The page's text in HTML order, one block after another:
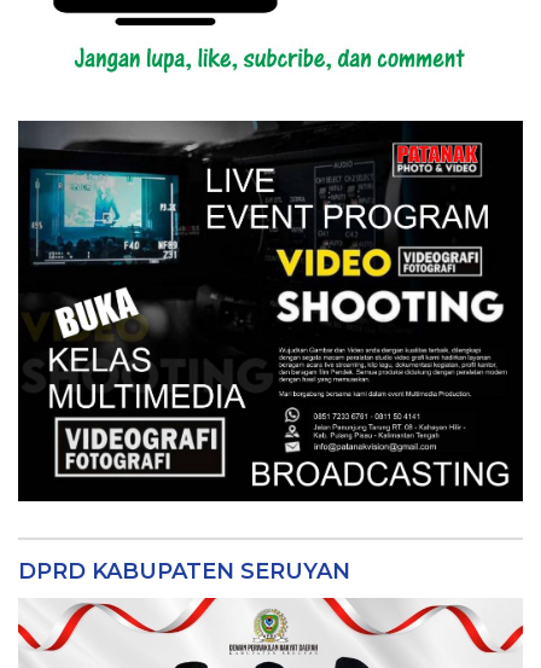
DPRD KABUPATEN SERUYAN